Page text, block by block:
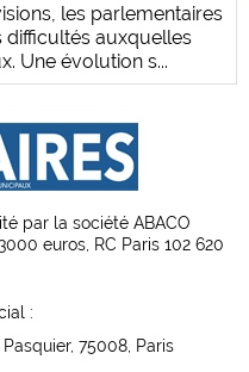
les parlementaires
auxquelles
Une évolution s...
par la société ABACO
euros, RC Paris 102 620
:
Pasquier, 75008, Paris